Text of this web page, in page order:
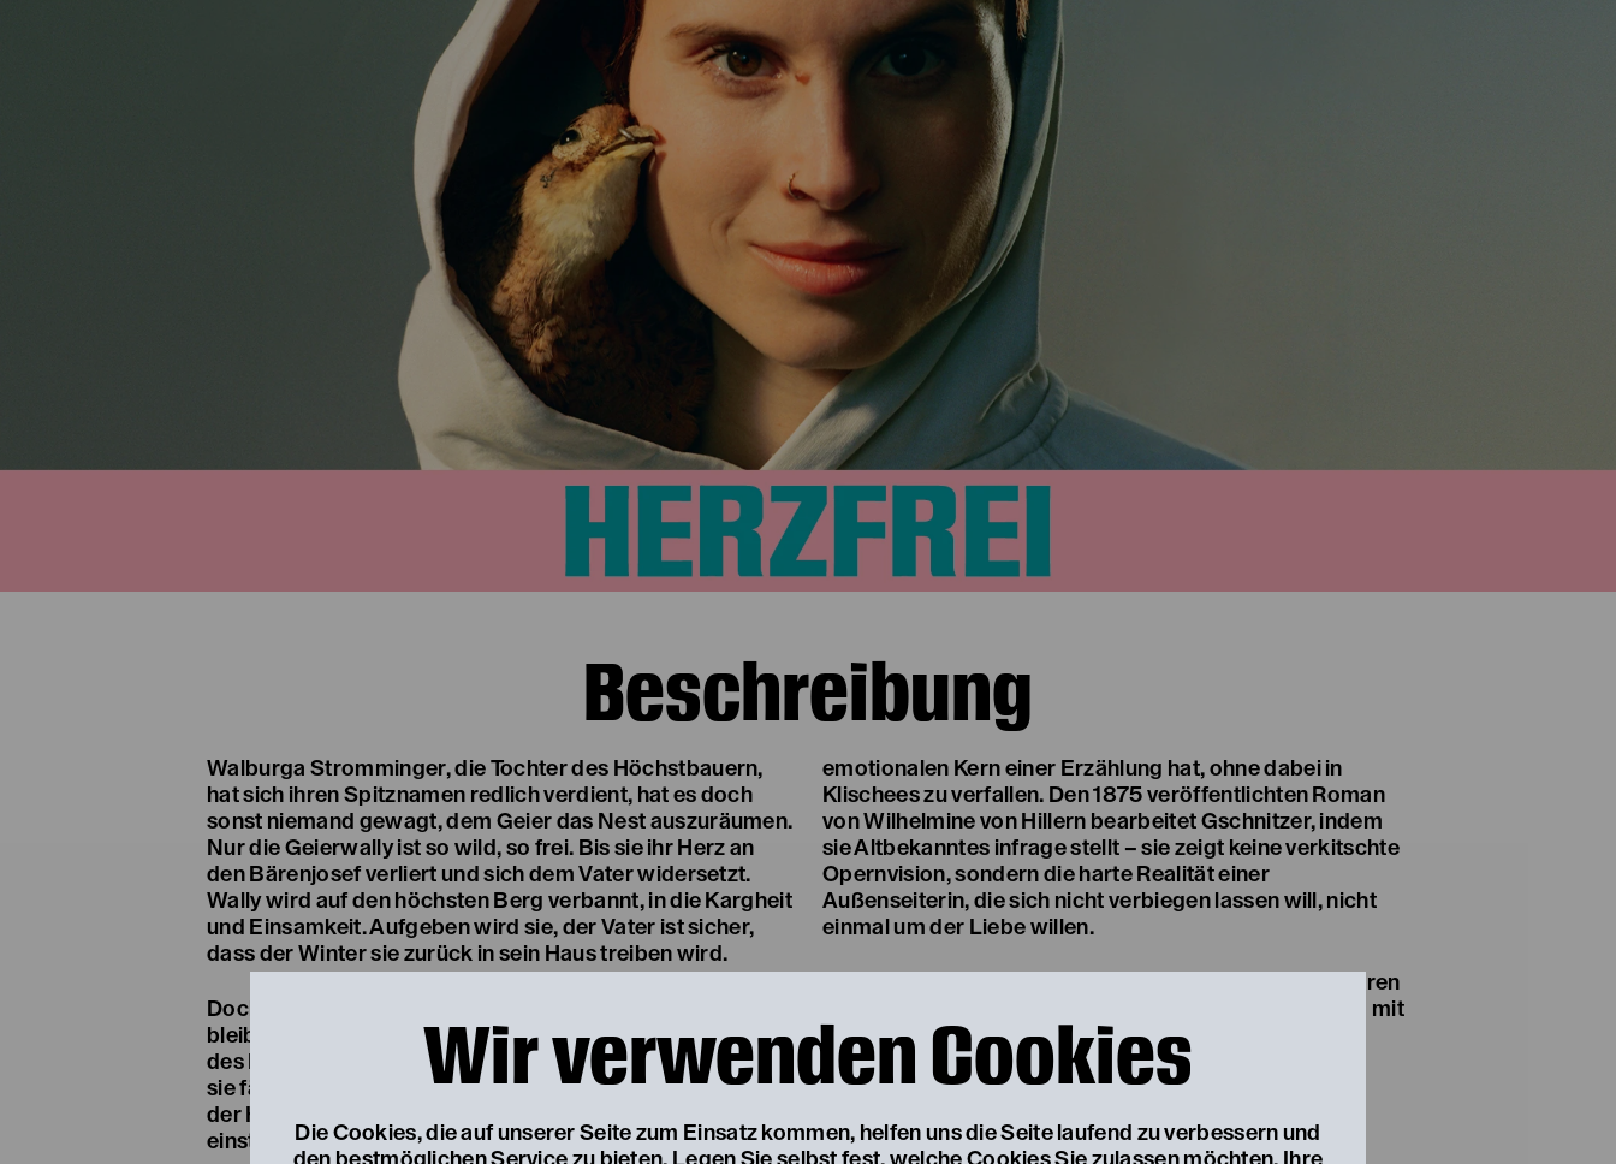
Wir verwenden Cookies
Die Cookies, die auf unserer Seite zum Einsatz kommen, helfen uns die Seite laufend zu verbessern und
den bestmöglichen Service zu bieten. Legen Sie selbst fest, welche Cookies Sie zulassen möchten. Ihre
Beschreibung
Walburga Stromminger, die Tochter des Höchstbauern,
hat sich ihren Spitznamen redlich verdient, hat es doch
sonst niemand gewagt, dem Geier das Nest auszuräumen.
Nur die Geierwally ist so wild, so frei. Bis sie ihr Herz an
den Bärenjosef verliert und sich dem Vater widersetzt.
Wally wird auf den höchsten Berg verbannt, in die Kargheit
und Einsamkeit. Aufgeben wird sie, der Vater ist sicher,
dass der Winter sie zurück in sein Haus treiben wird.
Doch sie ist unbeugsam, mit ihrem Geier zur Gesellschaft
bleibt sie sich treu, erträgt die Verbannung und die Häme
des Dorfes, bis schließlich der Vater stirbt und der Hof an
sie fällt. Doch auch mit all dem Reichtum und der Macht
der Hochbäuerin fehlt etwas. Die stolze Geierwally hat ihr
einst verlorenes Herz noch nicht wieder gefunden.
emotionalen Kern einer Erzählung hat, ohne dabei in
Klischees zu verfallen. Den 1875 veröffentlichten Roman
von Wilhelmine von Hillern bearbeitet Gschnitzer, indem
sie Altbekanntes infrage stellt – sie zeigt keine verkitschte
Opernvision, sondern die harte Realität einer
Außenseiterin, die sich nicht verbiegen lassen will, nicht
einmal um der Liebe willen.
Wolfgang Menardi zählt zu den gefragtesten Regisseuren
der Gegenwart. Er bringt „Die Geierwally“ gemeinsam mit
Volksmusiker:innen und Tänzer:innen sowie dem
Stadtensemble als brandaktuelles, feministisches
Heimatstück auf die Bühne.
Altersempfehlung: